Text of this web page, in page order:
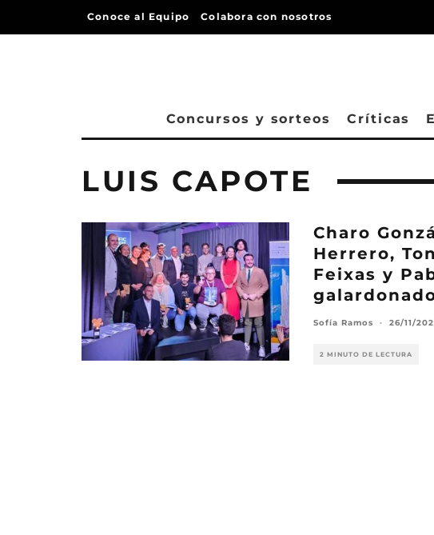
Conoce al Equipo Colabora con nosotros
Concursos y sorteos Críticas
LUIS CAPOTE
Charo
Herrero,
Feixas y
Sofía Ramos · 26/11/
2 MINUTO DE LECTURA